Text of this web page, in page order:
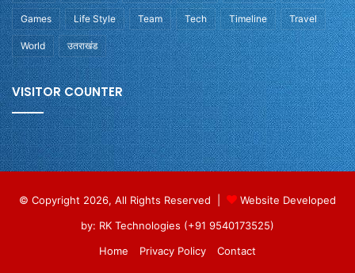
Games Life Style Team Tech Timeline Travel
World उतराखंड
VISITOR COUNTER
© Copyright 2026, All Rights Reserved |
Website Developed
by: RK Technologies (+91 9540173525)
Home
Privacy Policy Contact